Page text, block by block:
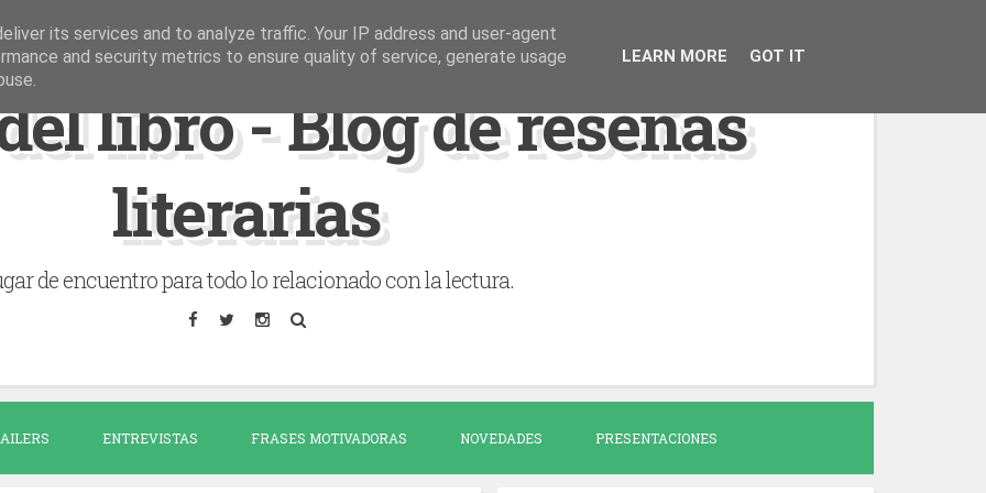
libro - Blog de reseñas
literarias
de encuentro para todo lo relacionado con la lectura.
ENTREVISTAS FRASES MOTIVADORAS NOVEDADES PRESENTACIONES
its services and to analyze traffic. Your IP address and user-agent
and security metrics to ensure quality of service, generate usage
LEARN MORE GOT IT